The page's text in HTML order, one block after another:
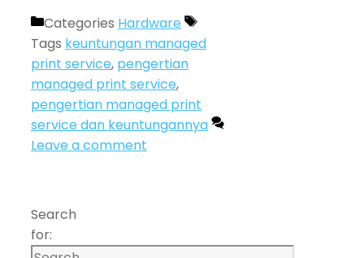
Categories Hardware
Tags keuntungan managed
print service, pengertian
managed print service,
pengertian managed print
service dan keuntungannya
Leave a comment
Search
for: